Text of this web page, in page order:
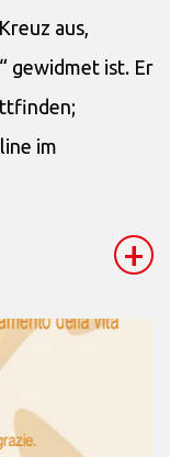
aus,
gewidmet ist. Er
im
+